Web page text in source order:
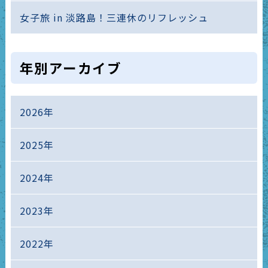
女子旅 in 淡路島！三連休のリフレッシュ
年別アーカイブ
2026年
2025年
2024年
2023年
2022年